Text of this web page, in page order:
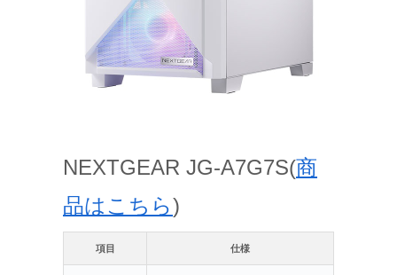
NEXTGEAR JG-A7G7S(商
品はこちら)
項目 仕様